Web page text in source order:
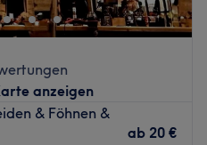
anzeigen
& Föhnen &
ab 20 €